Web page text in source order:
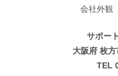
会社外観
サポー
大阪府 枚
TEL